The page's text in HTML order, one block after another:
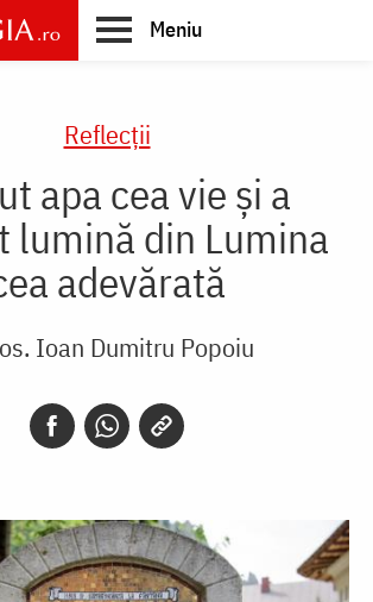
Meniu
Reflecții
apa cea vie și a
lumină din Lumina
adevărată
Ioan Dumitru Popoiu